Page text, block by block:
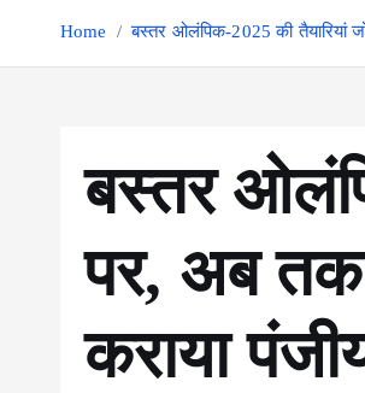
Home बस्तर ओलंपिक-2025 की तैयारियां
बस्तर
पर, अब तक
कराया